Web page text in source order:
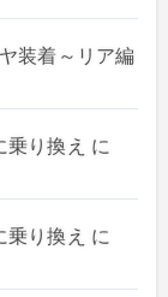
装着～リア編
乗り換え に
乗り換え に